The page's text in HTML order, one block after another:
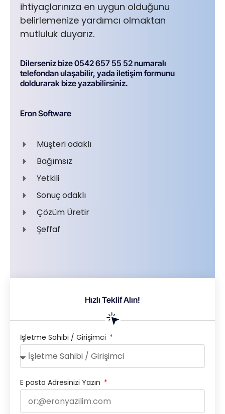
ihtiyaçlarınıza en uygun olduğunu
belirlemenize yardımcı olmaktan
mutluluk duyarız.
Dilerseniz bize 0542 657 55 52 numaralı
telefondan ulaşabilir, yada iletişim formunu
doldurarak bize yazabilirsiniz.
Eron Software
Müşteri odaklı
Bağımsız
Yetkili
Sonuç odaklı
Çözüm Üretir
Şeffaf
Hızlı Teklif Alın!
İşletme Sahibi / Girişimci
E posta Adresinizi Yazın